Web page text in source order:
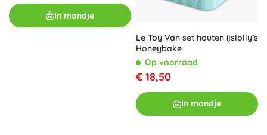
In mandje
Le Toy Van set houten ijslolly’s
Honeybake
Op voorraad
€ 18,50
In mandje